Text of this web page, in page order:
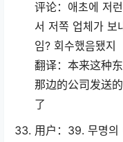
评论：애초에 저
서 저쪽 업체가 보
임? 회수했음됐지
翻译：本来这种
那边的公司发送
了
用户：39. 무명